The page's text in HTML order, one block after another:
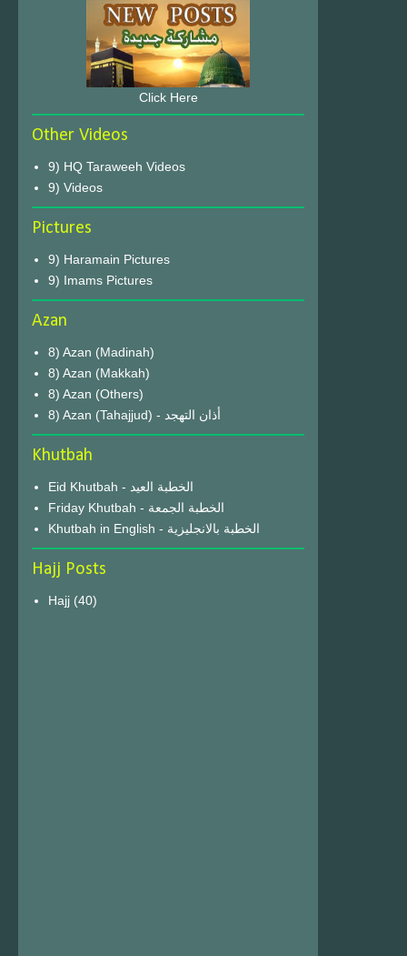
Click Here
Other Videos
9) HQ Taraweeh Videos
9) Videos
Pictures
9) Haramain Pictures
9) Imams Pictures
Azan
8) Azan (Madinah)
8) Azan (Makkah)
8) Azan (Others)
8) Azan (Tahajjud) - أذان التهجد
Khutbah
Eid Khutbah - الخطبة العيد
Friday Khutbah - الخطبة الجمعة
Khutbah in English - الخطبة بالانجليزية
Hajj Posts
Hajj (40)